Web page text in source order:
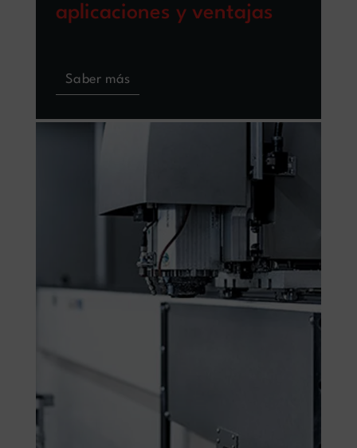
aplicaciones y ventajas
Saber más